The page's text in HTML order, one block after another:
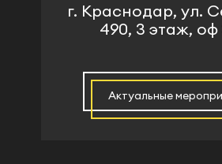
г. Краснодар, ул.
490, 3 этаж, оф
Актуальные
рассылки рекламно-
АО «СимбирСофт»
Нажимая на кнопку "Отправить",